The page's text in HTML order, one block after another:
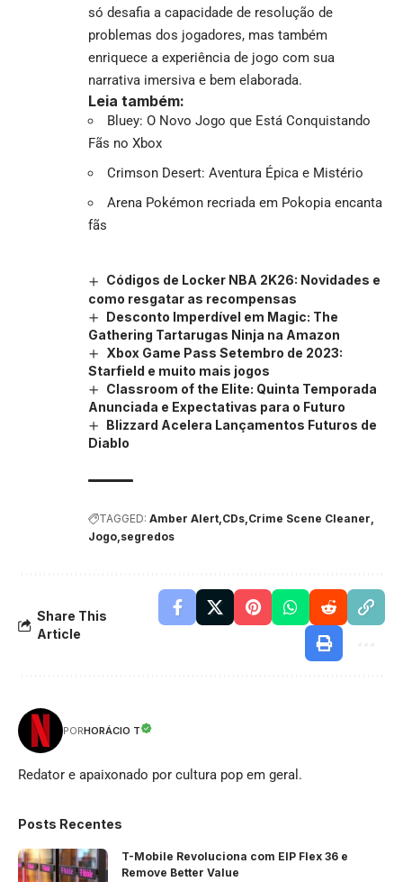
só desafia a capacidade de resolução de
problemas dos jogadores, mas também
enriquece a experiência de jogo com sua
narrativa imersiva e bem elaborada.
Leia também:
Bluey: O Novo Jogo que Está Conquistando
Fãs no Xbox
Crimson Desert: Aventura Épica e Mistério
Arena Pokémon recriada em Pokopia encanta
fãs
Códigos de Locker NBA 2K26: Novidades e
como resgatar as recompensas
Desconto Imperdível em Magic: The
Gathering Tartarugas Ninja na Amazon
Xbox Game Pass Setembro de 2023:
Starfield e muito mais jogos
Classroom of the Elite: Quinta Temporada
Anunciada e Expectativas para o Futuro
Blizzard Acelera Lançamentos Futuros de
Diablo
TAGGED: Amber Alert CDs Crime Scene Cleaner
Jogo segredos
Share This
Article
PORHORÁCIO T
Redator e apaixonado por cultura pop em geral.
Posts Recentes
T-Mobile Revoluciona com EIP Flex 36 e
Remove Better Value